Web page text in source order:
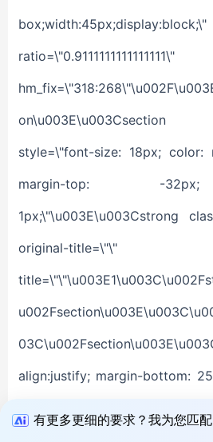
有更多更细的要求？我为您匹配